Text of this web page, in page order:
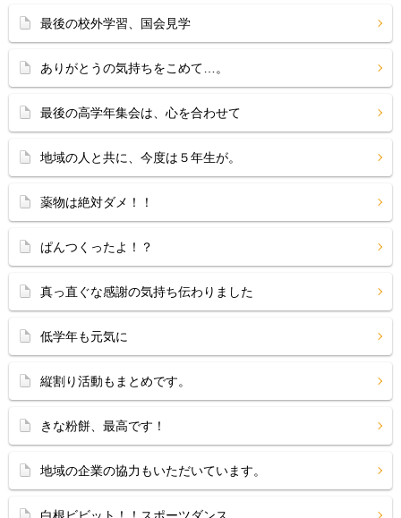
最後の校外学習、国会見学
ありがとうの気持ちをこめて…。
最後の高学年集会は、心を合わせて
地域の人と共に、今度は５年生が。
薬物は絶対ダメ！！
ぱんつくったよ！？
真っ直ぐな感謝の気持ち伝わりました
低学年も元気に
縦割り活動もまとめです。
きな粉餅、最高です！
地域の企業の協力もいただいています。